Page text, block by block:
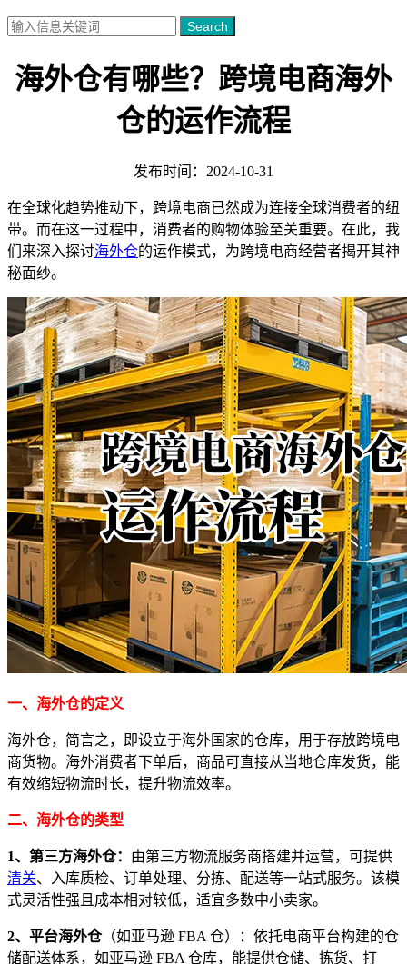
Search
海外仓有哪些？跨境电商海外
仓的运作流程
发布时间：2024-10-31
在全球化趋势推动下，跨境电商已然成为连接全球消费者的纽
带。而在这一过程中，消费者的购物体验至关重要。在此，我
们来深入探讨海外仓的运作模式，为跨境电商经营者揭开其神
秘面纱。
一、海外仓的定义
海外仓，简言之，即设立于海外国家的仓库，用于存放跨境电
商货物。海外消费者下单后，商品可直接从当地仓库发货，能
有效缩短物流时长，提升物流效率。
二、海外仓的类型
1、第三方海外仓： 由第三方物流服务商搭建并运营，可提供
清关、入库质检、订单处理、分拣、配送等一站式服务。该模
式灵活性强且成本相对较低，适宜多数中小卖家。
2、平台海外仓（如亚马逊 FBA 仓）：依托电商平台构建的仓
储配送体系，如亚马逊 FBA 仓库，能提供仓储、拣货、打